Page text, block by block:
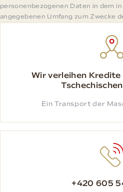
personenbezogenen Daten in dem
angegebenen Umfang zum Zwecke
Wir verleihen
Ein Transport der
+420 605